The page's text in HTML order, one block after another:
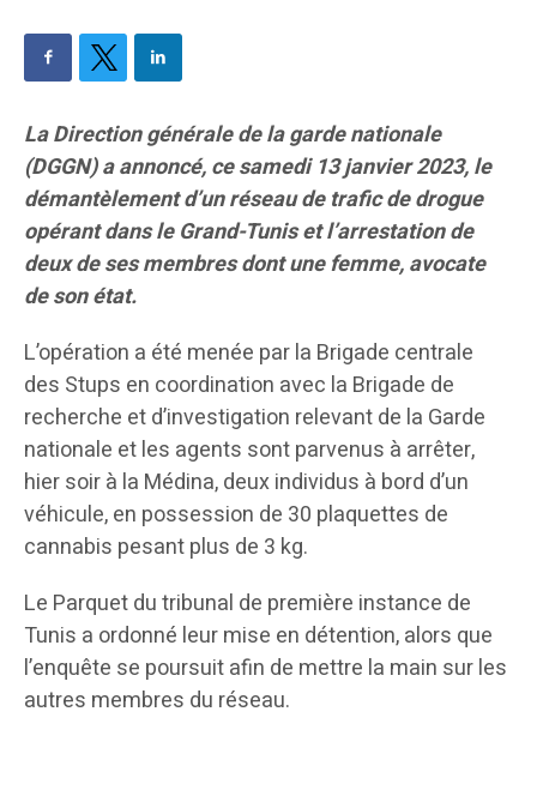
La Direction générale de la garde nationale
(DGGN) a annoncé, ce samedi 13 janvier 2023, le
démantèlement d’un réseau de trafic de drogue
opérant dans le Grand-Tunis et l’arrestation de
deux de ses membres dont une femme, avocate
de son état.
L’opération a été menée par la Brigade centrale
des Stups en coordination avec la Brigade de
recherche et d’investigation relevant de la Garde
nationale et les agents sont parvenus à arrêter,
hier soir à la Médina, deux individus à bord d’un
véhicule, en possession de 30 plaquettes de
cannabis pesant plus de 3 kg.
Le Parquet du tribunal de première instance de
Tunis a ordonné leur mise en détention, alors que
l’enquête se poursuit afin de mettre la main sur les
autres membres du réseau.